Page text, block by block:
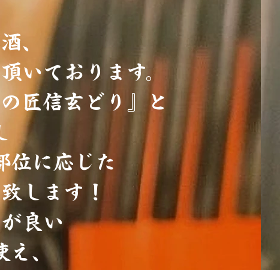
、
いております。
匠信玄どり』と
位に応じた
します！
良い
え、